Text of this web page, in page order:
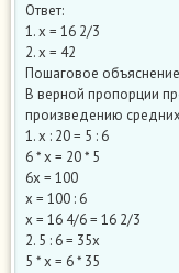
Ответ:
1. х = 16 2/3
2. х = 42
Пошаговое
В верной пропорции
произведению
1. х : 20 = 5 : 6
6 * х = 20 * 5
6х = 100
х = 100 : 6
х = 16 4/6 = 16 2/3
2. 5 : 6 = 35х
5 * х = 6 * 35